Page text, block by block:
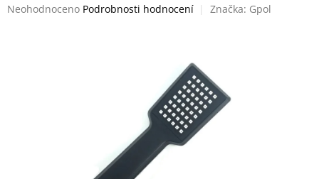
Průměrné
Neohodnoceno Podrobnosti hodnocení Značka: Gpol